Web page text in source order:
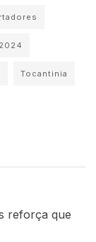
Tocantinia
reforça que